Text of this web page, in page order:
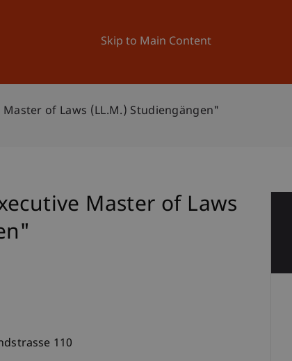
Skip to Main Content
University News and Events
of Laws (LL.M.) Studiengängen"
Master of Laws
110